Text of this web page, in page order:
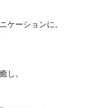
ケーションに。
し。